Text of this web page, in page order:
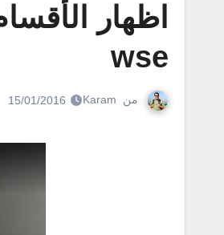
wse
من Karam
15/01/2016